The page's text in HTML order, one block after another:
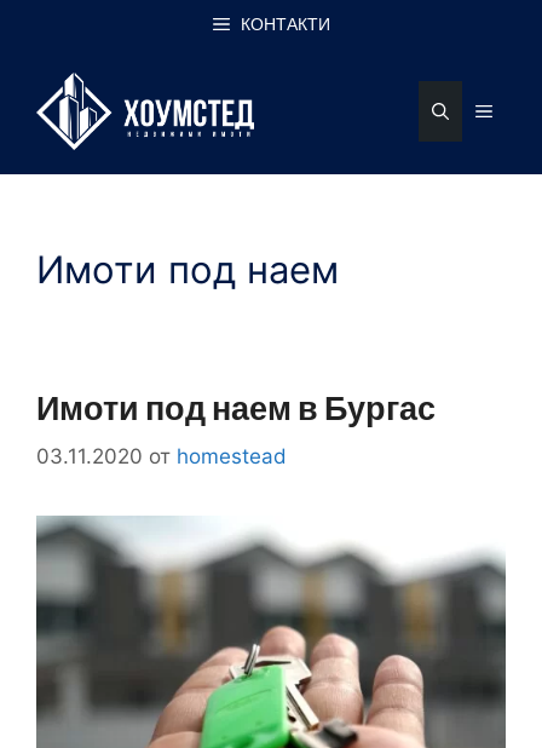
КОНТАКТИ
Имоти под наем
Имоти под наем в Бургас
03.11.2020 от homestead